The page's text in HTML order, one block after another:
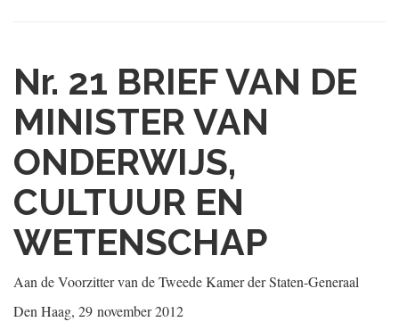
Nr. 21 BRIEF VAN DE
MINISTER VAN
ONDERWIJS,
CULTUUR EN
WETENSCHAP
Aan de Voorzitter van de Tweede Kamer der Staten-Generaal
Den Haag, 29 november 2012